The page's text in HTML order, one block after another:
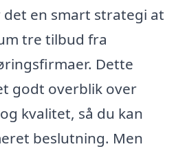
det en smart strategi at
tre tilbud fra
Dette
godt overblik over
kvalitet, så du kan
beslutning. Men